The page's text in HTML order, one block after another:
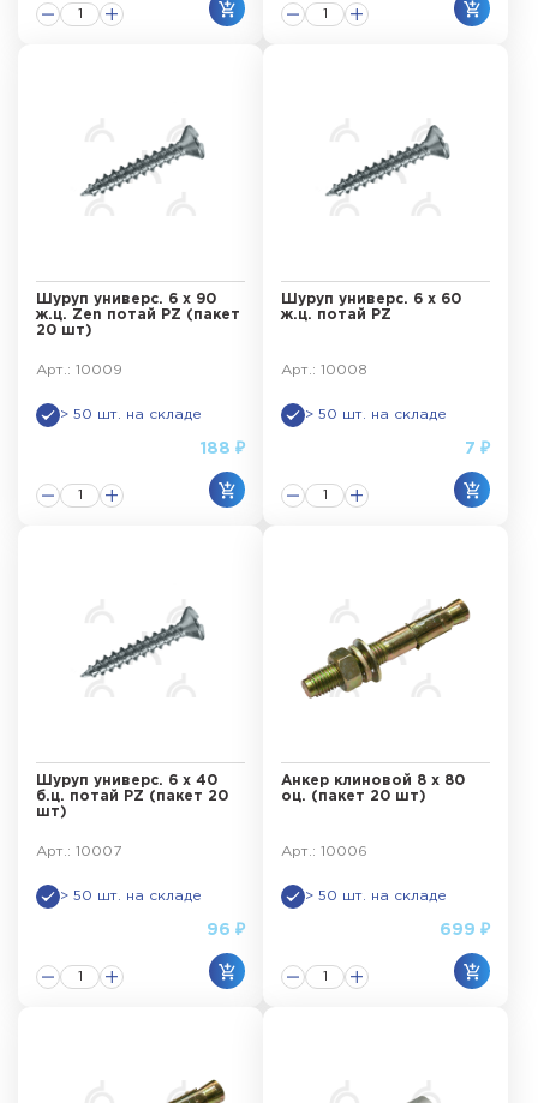
Шуруп универс. 6 х 90
ж.ц. Zen потай PZ (пакет
20 шт)
Арт.: 10009
> 50 шт. на складе
188 ₽
Шуруп универс. 6 х 60
ж.ц. потай PZ
Арт.: 10008
> 50 шт. на складе
7 ₽
Шуруп универс. 6 х 40
б.ц. потай PZ (пакет 20
шт)
Арт.: 10007
> 50 шт. на складе
96 ₽
Анкер клиновой 8 х 80
оц. (пакет 20 шт)
Арт.: 10006
> 50 шт. на складе
699 ₽